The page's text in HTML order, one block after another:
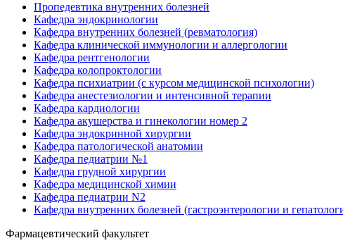
Пропедевтика внутренних болезней
Кафедра эндокринологии
Кафедра внутренних болезней (ревматология)
Кафедра клинической иммунологии и аллергологии
Кафедра рентгенологии
Кафедра колопроктологии
Кафедра психиатрии (с курсом медицинской психологии)
Кафедра анестезиологии и интенсивной терапии
Кафедра кардиологии
Кафедра акушерства и гинекологии номер 2
Кафедра эндокринной хирургии
Кафедра патологической анатомии
Кафедра педиатрии №1
Кафедра грудной хирургии
Кафедра медицинской химии
Кафедра педиатрии N2
Кафедра внутренних болезней (гастроэнтерологии и
Фармацевтический факультет